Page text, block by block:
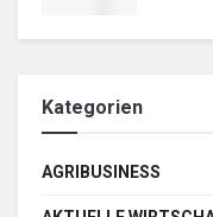
Kategorien
AGRIBUSINESS